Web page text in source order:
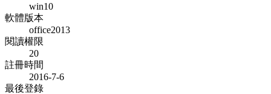
win10
軟體版本
office2013
閱讀權限
20
註冊時間
2016-7-6
最後登錄